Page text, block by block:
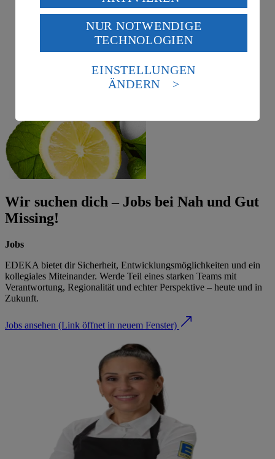
Wir suchen dich – Jobs bei Nah und Gut
Missing!
Jobs
EDEKA bietet dir Sicherheit, Entwicklungsmöglichkeiten und ein
kollegiales Miteinander. Werde Teil eines starken Teams mit
Verantwortung, Regionalität und echter Perspektive – heute und in
Zukunft.
Jobs ansehen (Link öffnet in neuem Fenster)
USA durch Facebook und YouTube:
Wenn du auf „Aktivieren“ klickst, willigst du im Sinne
des Art. 49 Abs. 1 Satz 1 lit. a) DSGVO ein, dass deine
Daten in den USA verarbeitet werden. Der EuGH sieht
die USA als Land mit einem nach europäischen
Standards nicht angemessenen Datenschutzniveau an.
Es besteht das Risiko eines Zugriffs durch US-
Informationen zum Herausgeber der Seite findest du
imImpressum
NUR NOTWENDIGE
TECHNOLOGIEN
EINSTELLUNGEN
ÄNDERN